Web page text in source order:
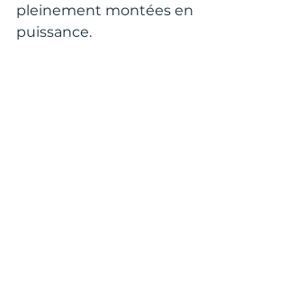
pleinement montées en
puissance.